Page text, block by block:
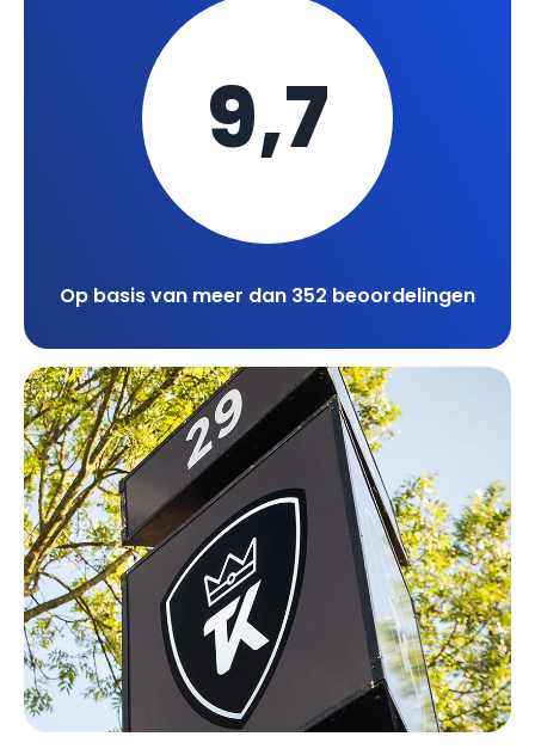
9,7
Op basis van meer dan 352 beoordelingen